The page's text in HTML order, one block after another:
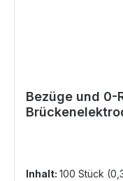
Bezüge und 0-
Inhalt: 100 Stück